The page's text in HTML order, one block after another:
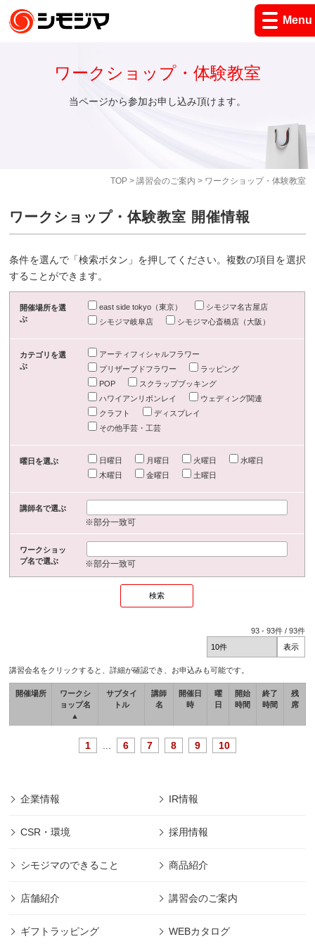
Menu
TOP> 講習会のご案内 > ワークショップ・体験教室
ワークショップ・体験教室
当ページから参加お申し込み頂けます。
ワークショップ・体験教室 開催情報
条件を選んで「検索ボタン」を押してください。複数の項目を選択
することができます。
開催場所を選
ぶ
east side tokyo（東京）
シモジマ名古屋店
シモジマ岐阜店
シモジマ心斎橋店（大阪）
カテゴリを選
ぶ
アーティフィシャルフラワー
プリザーブドフラワー
ラッピング
POP
スクラップブッキング
ハワイアンリボンレイ
ウェディング関連
クラフト
ディスプレイ
その他手芸・工芸
曜日を選ぶ 日曜日 月曜日 火曜日
水曜日
木曜日
金曜日 土曜日
講師名で選ぶ
※部分一致可
ワークショッ
プ名で選ぶ
※部分一致可
93 -93件 /93件
講習会名をクリックすると、詳細が確認でき、お申込みも可能です。
開催場所
ワークシ
ョップ名
▲
サブタイ
トル
講師
名
開催日
時
曜
日
開始
時間
終了
時間
残
席
1 6 7 8 9 10
企業情報 IR情報
CSR・環境 採用情報
シモジマのできること 商品紹介
店舗紹介 講習会のご案内
ギフトラッピング WEBカタログ